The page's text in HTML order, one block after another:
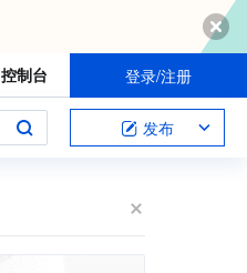
控制台 登录/注册
发布